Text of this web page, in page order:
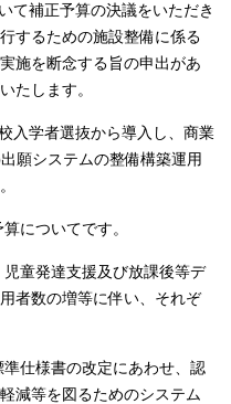
て補正予算の決議をいただき
するための施設整備に係る
施を断念する旨の申出があ
たします。
入学者選抜から導入し、商業
願システムの整備構築運用
についてです。
童発達支援及び放課後等デ
者数の増等に伴い、それぞ
仕様書の改定にあわせ、認
減等を図るためのシステム